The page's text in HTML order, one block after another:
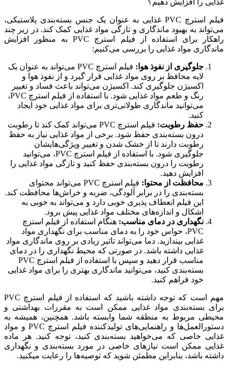
فیلم استرچ PVC غذایی به عنوان یک جنس بسته‌بندی پلاستیکی،
می‌تواند به بهبود ماندگاری و تازگی مواد غذایی کمک کند. در زیر چند
راهکار برای استفاده از فیلم استرچ PVC به منظور افزایش
ماندگاری مواد غذایی را بررسی می‌کنیم:
جلوگیری از نفوذ هوا:
فیلم استرچ PVC می‌تواند به عنوان یک
لایه محافظ بر روی مواد غذایی قرار گیرد و از نفوذ هوا و
اکسیژن جلوگیری کند. اکسیژن می‌تواند باعث فساد و تغییر
رنگ و طعم مواد غذایی شود. با استفاده از فیلم استرچ PVC،
می‌توانید ماندگاری طولانی‌تری برای مواد غذایی خود ایجاد
کنید.
حفظ رطوبت:
فیلم استرچ PVC می‌تواند کمک کند تا رطوبت
درون بسته‌بندی حفظ شود. برخی از مواد غذایی نیاز به حفظ
رطوبت دارند تا از خشک شدن و تغییر ویژگی‌هایشان
جلوگیری شود. با استفاده از فیلم استرچ PVC، می‌توانید
رطوبت را درون بسته‌بندی حفظ کنید و تازگی مواد غذایی را
افزایش دهید.
محافظت از محتوا:
فیلم استرچ PVC می‌تواند محتوای
بسته‌بندی را در برابر آلودگی، ضربه و خراش‌ها محافظت کند.
این فیلم انعطاف پذیری خوبی دارد و می‌تواند به خوبی به
اشکال و اندازه‌های مختلف مواد غذایی پیش برود.
نگهداری در دمای مناسب: هنگام استفاده از فیلم استرچ
PVC، حواس خود را به دمای مناسب برای نگهداری مواد
غذایی بیندازید. دما می‌تواند تاثیر زیادی بر روی ماندگاری مواد
غذایی داشته باشد. در صورتی که محیط نگهداری را در دمای
مناسب قرار دهید و سپس با استفاده از فیلم استرچ PVC
بسته‌بندی کنید، می‌توانید ماندگاری بهتری را برای مواد غذایی
خود فراهم کنید.
مهم است که توجه داشته باشید که استفاده از فیلم استرچ PVC
برای بسته‌بندی مواد غذایی ممکن است به مقررات بهداشتی و
محیطی مربوط به منطقه شما وابسته باشد. همچنین، همیشه به
دستورالعمل‌ها و راهنمایی‌های تولیدکننده فیلم استرچ PVC و مواد
غذایی خاصی که می‌خواهید بسته‌بندی کنید، توجه کنید. هر ماده
غذایی ممکن است نیازهای خاصی در مورد بسته‌بندی و نگهداری
داشته باشد، بنابراین مطمئن شوید که توصیه‌ها را رعایت میکنید.